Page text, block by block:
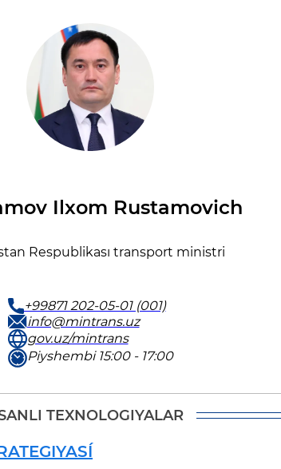
Ilxom Rustamovich
Respublikası transport ministri
+99871 202-05-01 (001)
info@mintrans.uz
gov.uz/mintrans
Piyshembi 15:00 - 17:00
TEXNOLOGIYALAR